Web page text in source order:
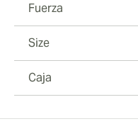
Fuerza
Size
Caja